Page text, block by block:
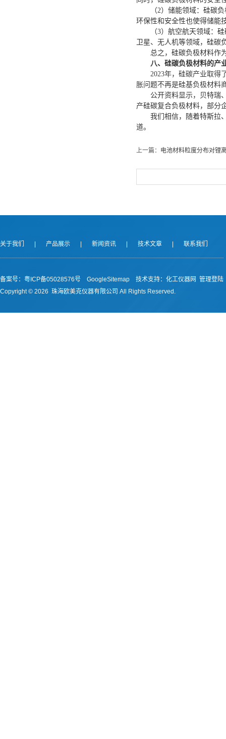
（2） 储能领域：硅碳
环保性和安全性也使得储能
（3） 航空航天领域：硅
卫星、无人机等领域，硅碳
总之，硅碳负极材料作
八、硅碳负极材料的产
2023年，硅碳产业取得
胀问题不再是硅基负极材料
公开资料显示，贝特瑞
产硅碳复合负极材料，部分
我们相信，随着特斯拉
道。
上一篇： 电池材料粒度分布对锂
关于我们 产品展示 新闻资讯 技术文章 联系我们
备案号： 粤ICP备05028576号 GoogleSitemap 技术支持： 化工仪器网 管理登陆
Copyright © 2026 珠海欧美克仪器有限公司 All Rights Reserved.